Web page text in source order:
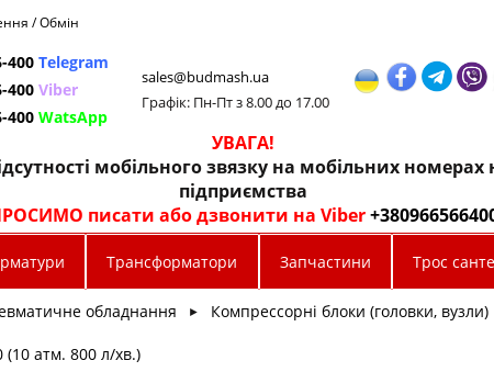
/ Обмін
400 Telegram
400 Viber
400 WatsApp
sales@budmash.ua
Графік: Пн-Пт з 8.00 до 17.00
УВАГА!
мобільного звязку на мобільних
підприємства
писати або дзвонити на Viber
Трансформатори Запчастини Трос
обладнання ► Компрессорні блоки (головки, вузли)
(10 атм. 800 л/хв.)